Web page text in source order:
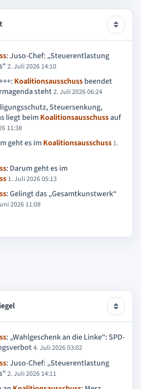
: Juso-Chef: „Steuerentlastung
2. Juli 2026 14:10
Koalitionsausschussbeendet
steht2. Juli 2026 06:24
Steuersenkung,
liegt beimKoalitionsausschussauf
11:38
geht es imKoalitionsausschuss 1.
: Darum geht es im
1. Juli 2026 05:13
: Gelingt das „Gesamtkunstwerk“
2026 11:08
: „Wahlgeschenk an die Linke“: SPD-
4. Juli 2026 03:02
: Juso-Chef: „Steuerentlastung
2. Juli 2026 14:11